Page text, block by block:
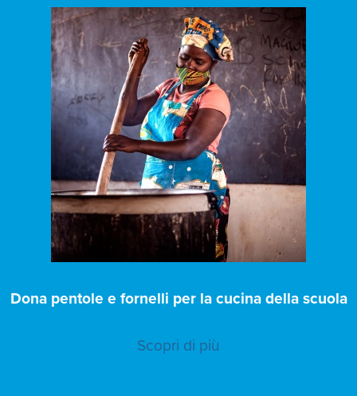
Dona pentole e fornelli per la cucina della scuola
Scopri di più